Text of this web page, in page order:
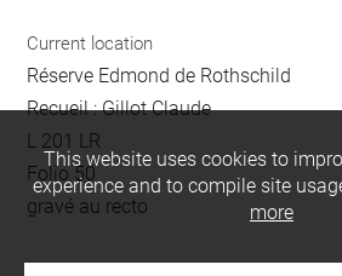
Current location
Réserve Edmond de Rothschild
Recueil : Gillot Claude
L 201 LR
Folio 50
gravé au recto
This website uses cookies to
experience and to compile site
more